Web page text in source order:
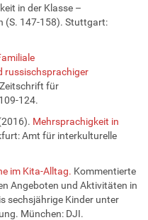
in der Klasse –
(S. 147-158). Stuttgart:
russischsprachiger
für
124.
Mehrsprachigkeit in
Amt für interkulturelle
im Kita-Alltag. Kommentierte
Angeboten und Aktivitäten in
sechsjährige Kinder unter
München: DJI.